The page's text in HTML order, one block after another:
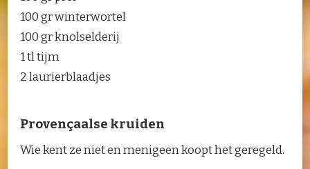
100 gr winterwortel
100 gr knolselderij
1 tl tijm
2 laurierblaadjes
Provençaalse kruiden
Wie kent ze niet en menigeen koopt het geregeld.